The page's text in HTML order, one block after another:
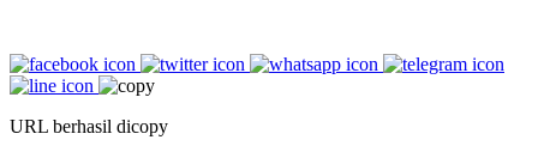
URL berhasil dicopy